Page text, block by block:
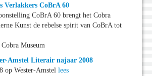
Verlakkers CoBrA 60
CoBrA 60 brengt het Cobra
Kunst de rebelse spirit van CoBrA tot
Museum
Amstel Literair najaar 2008
op Wester-Amstel lees